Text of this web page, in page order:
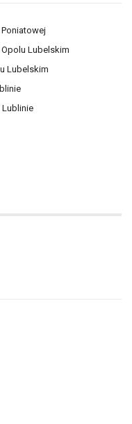
Lubelskim
Lubelskim
Lublinie